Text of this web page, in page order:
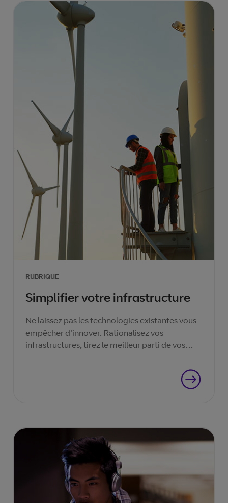
RUBRIQUE
Simplifier votre infrastructure
Ne laissez pas les technologies existantes vous
empêcher d'innover. Rationalisez vos
infrastructures, tirez le meilleur parti de vos